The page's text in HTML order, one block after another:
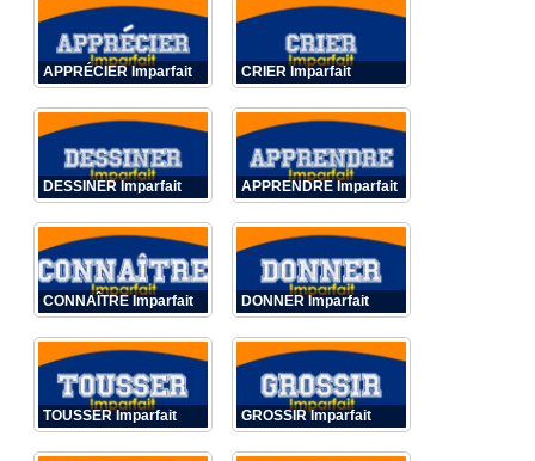
APPRÉCIER Imparfait CRIER Imparfait
DESSINER Imparfait APPRENDRE Imparfait
CONNAÎTRE Imparfait DONNER Imparfait
TOUSSER Imparfait GROSSIR Imparfait